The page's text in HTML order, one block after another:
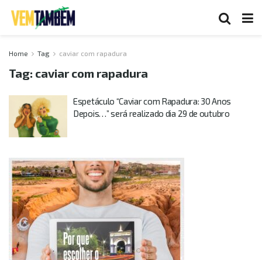
Home Tag caviar com rapadura
Tag: caviar com rapadura
Espetáculo “Caviar com Rapadura: 30 Anos
Depois…” será realizado dia 29 de outubro